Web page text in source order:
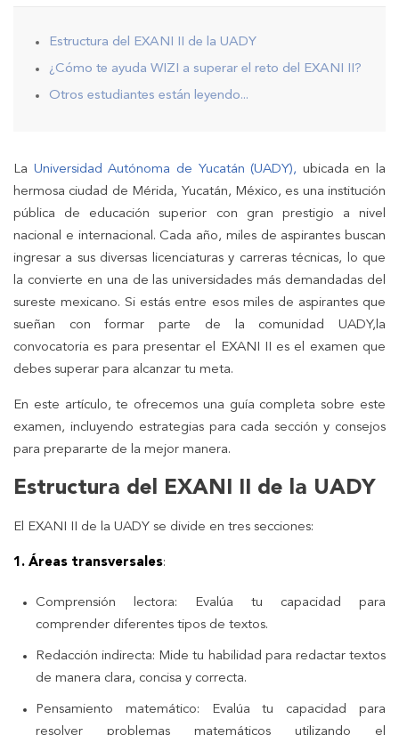
Estructura del EXANI II de la UADY
¿Cómo te ayuda WIZI a superar el reto del EXANI II?
Otros estudiantes están leyendo...
La Universidad Autónoma de Yucatán (UADY), ubicada en la
hermosa ciudad de Mérida, Yucatán, México, es una institución
pública de educación superior con gran prestigio a nivel
nacional e internacional. Cada año, miles de aspirantes buscan
ingresar a sus diversas licenciaturas y carreras técnicas, lo que
la convierte en una de las universidades más demandadas del
sureste mexicano. Si estás entre esos miles de aspirantes que
sueñan con formar parte de la comunidad UADY,la
convocatoria es para presentar el EXANI II es el examen que
debes superar para alcanzar tu meta.
En este artículo, te ofrecemos una guía completa sobre este
examen, incluyendo estrategias para cada sección y consejos
para prepararte de la mejor manera.
Estructura del EXANI II de la UADY
El EXANI II de la UADY se divide en tres secciones:
1. Áreas transversales:
Comprensión lectora: Evalúa tu capacidad para
comprender diferentes tipos de textos.
Redacción indirecta: Mide tu habilidad para redactar textos
de manera clara, concisa y correcta.
Pensamiento matemático: Evalúa tu capacidad para
resolver problemas matemáticos utilizando el